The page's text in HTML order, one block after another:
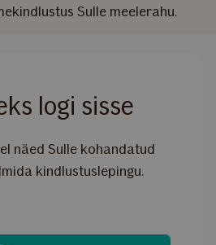
logi sisse
näed Sulle kohandatud
kindlustuslepingu.
Sulle meelerahu.